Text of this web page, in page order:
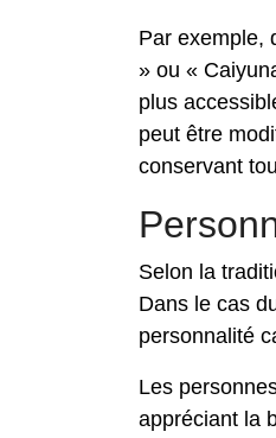
Par exemple,
» ou «
plus
peut être
conservant
Selon la
Dans le cas
personnalité
Les
appréciant la